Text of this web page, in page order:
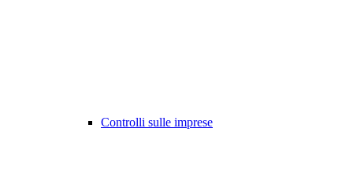
Controlli sulle imprese